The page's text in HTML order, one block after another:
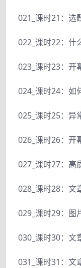
021_课时21：选
022_课时22：什
023_课时23：开
024_课时24：如
025_课时25：异
026_课时26：开
027_课时27：高
028_课时28：文
029_课时29：图
030_课时30：文
031_课时31：文